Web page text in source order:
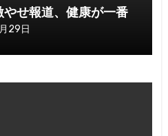
せ報道、健康が一番
29日